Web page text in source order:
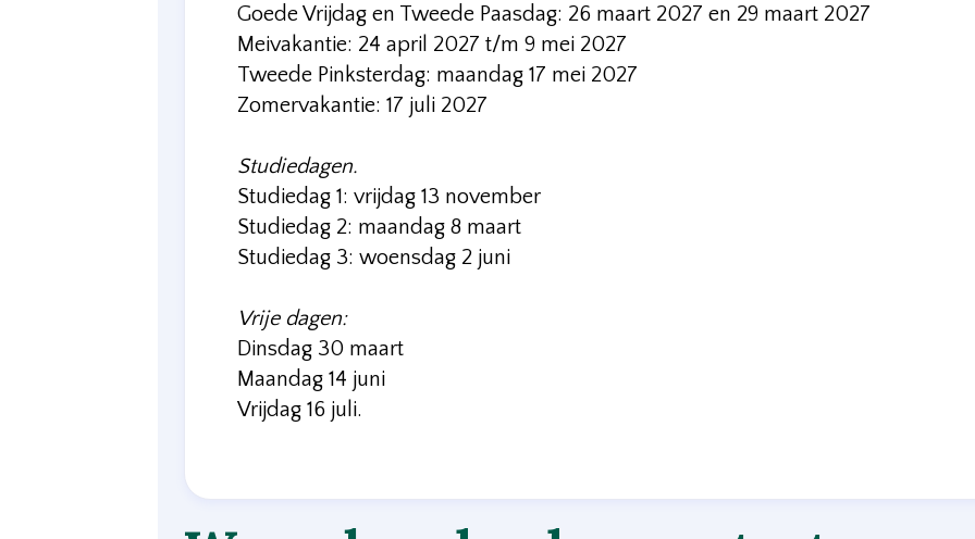
Goede Vrijdag en Tweede Paasdag: 26 maart 2027 en 29 maart 2027
Meivakantie: 24 april 2027 t/m 9 mei 2027
Tweede Pinksterdag: maandag 17 mei 2027
Zomervakantie: 17 juli 2027
Studiedagen.
Studiedag 1: vrijdag 13 november
Studiedag 2: maandag 8 maart
Studiedag 3: woensdag 2 juni
Vrije dagen:
Dinsdag 30 maart
Maandag 14 juni
Vrijdag 16 juli.